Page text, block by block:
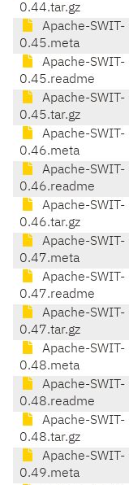
0.44.tar.gz
Apache-SWIT-
0.45.meta
Apache-SWIT-
0.45.readme
Apache-SWIT-
0.45.tar.gz
Apache-SWIT-
0.46.meta
Apache-SWIT-
0.46.readme
Apache-SWIT-
0.46.tar.gz
Apache-SWIT-
0.47.meta
Apache-SWIT-
0.47.readme
Apache-SWIT-
0.47.tar.gz
Apache-SWIT-
0.48.meta
Apache-SWIT-
0.48.readme
Apache-SWIT-
0.48.tar.gz
Apache-SWIT-
0.49.meta